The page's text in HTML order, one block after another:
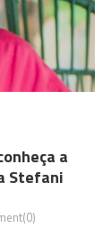
a
Stefani